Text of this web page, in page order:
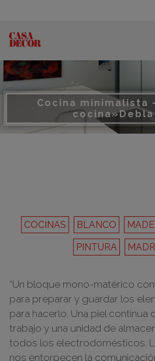
Cocina minimalista
cocina»
COCINAS BLANCO
PINTURA
“Un bloque mono-matérico
para preparar y guardar los
para hacerlo. Una piel continua
trabajo y una unidad de
todos los electrodomésticos.
nos entorpecen la